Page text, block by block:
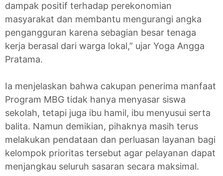
dampak positif terhadap perekonomian
masyarakat dan membantu mengurangi angka
pengangguran karena sebagian besar tenaga
kerja berasal dari warga lokal,” ujar Yoga Angga
Pratama.
Ia menjelaskan bahwa cakupan penerima manfaat
Program MBG tidak hanya menyasar siswa
sekolah, tetapi juga ibu hamil, ibu menyusui serta
balita. Namun demikian, pihaknya masih terus
melakukan pendataan dan perluasan layanan bagi
kelompok prioritas tersebut agar pelayanan dapat
menjangkau seluruh sasaran secara maksimal.